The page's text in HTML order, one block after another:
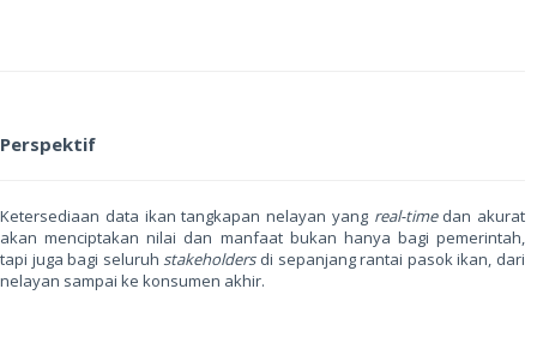
Perspektif
Ketersediaan data ikan tangkapan nelayan yang real-timedan akurat
akan menciptakan nilai dan manfaat bukan hanya bagi pemerintah,
tapi juga bagi seluruhstakeholdersdi sepanjang rantai pasok ikan, dari
nelayan sampai ke konsumen akhir.